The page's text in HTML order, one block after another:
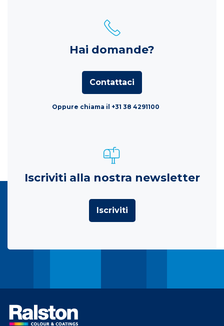
Hai domande?
Contattaci
Oppure chiama il +31 38 4291100
Iscriviti alla nostra newsletter
Iscriviti